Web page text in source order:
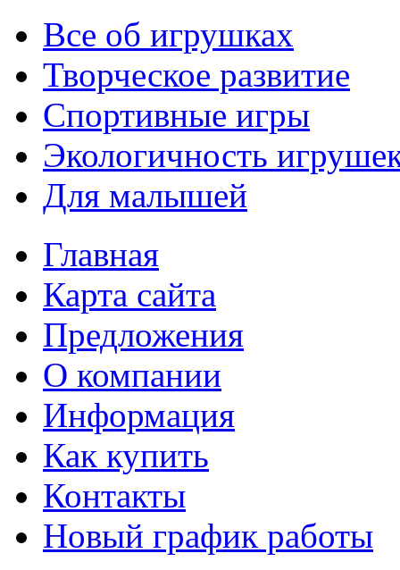
Все об игрушках
Творческое развитие
Спортивные игры
Экологичность
Для малышей
Главная
Карта сайта
Предложения
О компании
Информация
Как купить
Контакты
Новый график работы